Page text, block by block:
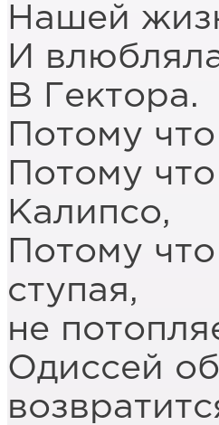
Нашей
И
В Гектора.
Потому
Потому
Калипсо,
Потому
ступая,
не
Одиссей